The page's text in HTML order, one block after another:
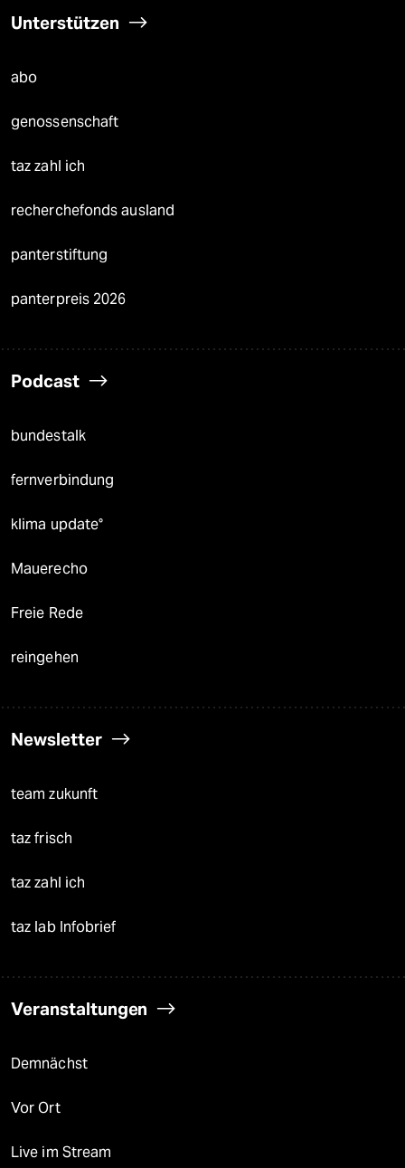
Unterstützen
abo
genossenschaft
taz zahl ich
recherchefonds ausland
panterstiftung
panterpreis 2026
Podcast
bundestalk
fernverbindung
klima update°
Mauerecho
Freie Rede
reingehen
Newsletter
team zukunft
taz frisch
taz zahl ich
taz lab Infobrief
Veranstaltungen
Demnächst
Vor Ort
Live im Stream